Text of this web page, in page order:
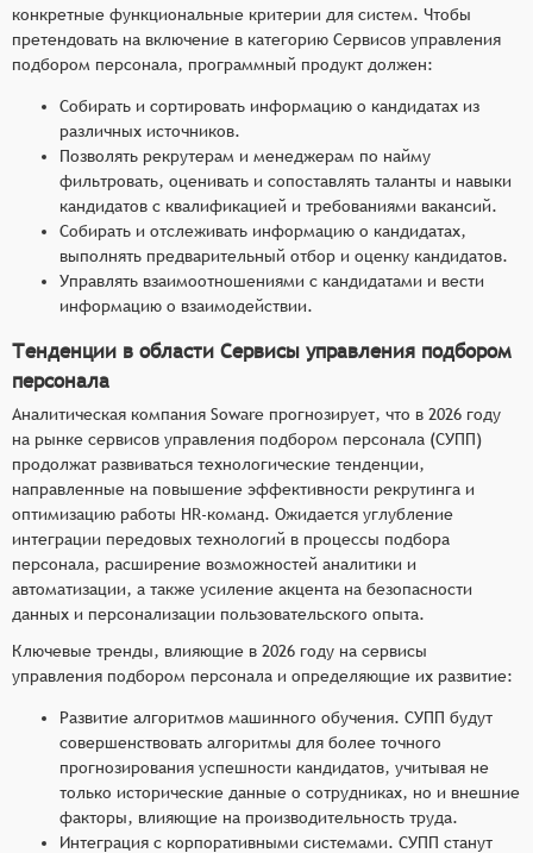
конкретные функциональные критерии для систем. Чтобы
претендовать на включение в категорию Сервисов управления
подбором персонала, программный продукт должен:
Собирать и сортировать информацию о кандидатах из
различных источников.
Позволять рекрутерам и менеджерам по найму
фильтровать, оценивать и сопоставлять таланты и навыки
кандидатов с квалификацией и требованиями вакансий.
Собирать и отслеживать информацию о кандидатах,
выполнять предварительный отбор и оценку кандидатов.
Управлять взаимоотношениями с кандидатами и вести
информацию о взаимодействии.
Тенденции в области Сервисы управления подбором
персонала
Аналитическая компания Soware прогнозирует, что в 2026 году
на рынке сервисов управления подбором персонала (СУПП)
продолжат развиваться технологические тенденции,
направленные на повышение эффективности рекрутинга и
оптимизацию работы HR-команд. Ожидается углубление
интеграции передовых технологий в процессы подбора
персонала, расширение возможностей аналитики и
автоматизации, а также усиление акцента на безопасности
данных и персонализации пользовательского опыта.
Ключевые тренды, влияющие в 2026 году на сервисы
управления подбором персонала и определяющие их развитие:
Развитие алгоритмов машинного обучения. СУПП будут
совершенствовать алгоритмы для более точного
прогнозирования успешности кандидатов, учитывая не
только исторические данные о сотрудниках, но и внешние
факторы, влияющие на производительность труда.
Интеграция с корпоративными системами. СУПП станут